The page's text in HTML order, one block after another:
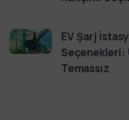
EV Şarj
Seçenekleri:
Temassız